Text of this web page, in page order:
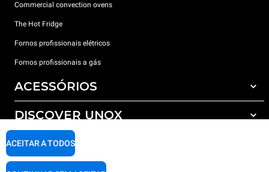
Commercial convection ovens
The Hot Fridge
Fornos profissionais elétricos
Fornos profissionais a gás
ACESSÓRIOS
Todos os acessórios
Detergents for automatic washing
Detergents for manual washing
DISCOVER UNOX
Os nossos escritórios no mundo
SUPPORT
ACEITAR A TODOS